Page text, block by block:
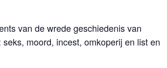
van de wrede geschiedenis van
moord, incest, omkoperij en list en